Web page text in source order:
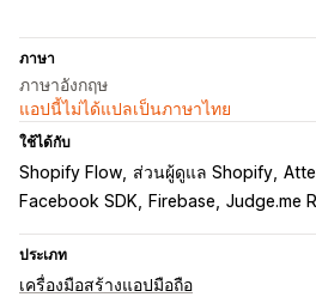
ภาษา
ภาษาอังกฤษ
แอปนี้ไม่ได้แปลเป็นภาษาไทย
ใช้ได้กับ
Shopify Flow ส่วนผู้ดูแล Shopify
Facebook SDK
Firebase Judge.me
ประเภท
เครื่องมือสร้างแอปมือถือ